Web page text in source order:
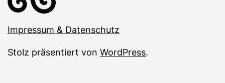
Impressum & Datenschutz
Stolz präsentiert von WordPress.